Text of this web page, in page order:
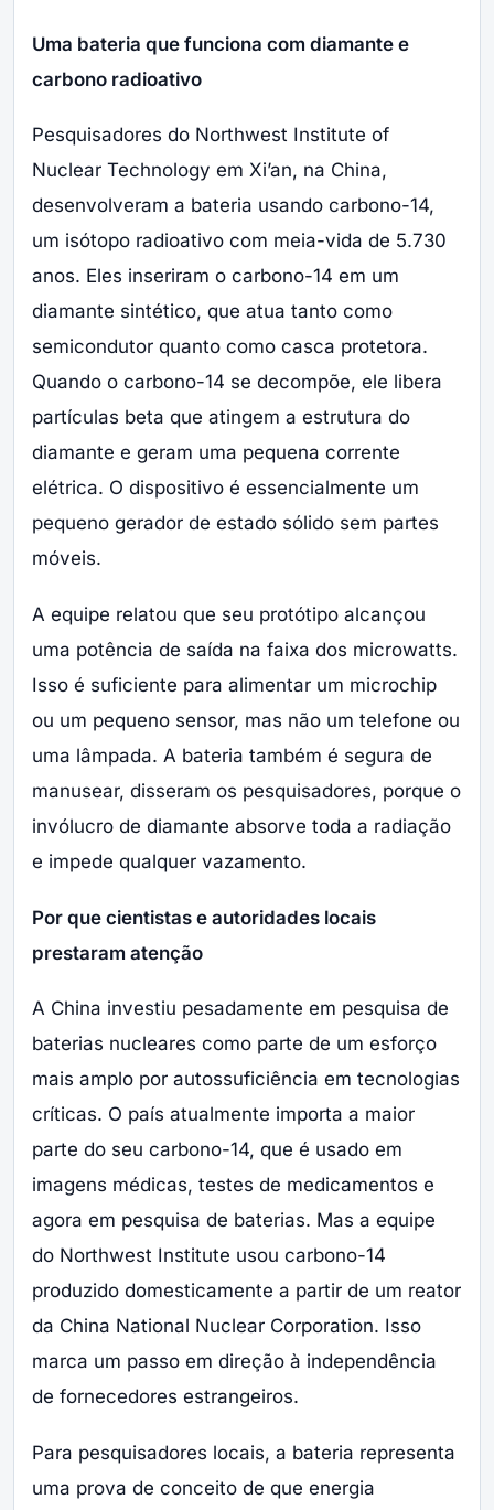
Uma bateria que funciona com diamante e
carbono radioativo
Pesquisadores do Northwest Institute of
Nuclear Technology em Xi’an, na China,
desenvolveram a bateria usando carbono-14,
um isótopo radioativo com meia-vida de 5.730
anos. Eles inseriram o carbono-14 em um
diamante sintético, que atua tanto como
semicondutor quanto como casca protetora.
Quando o carbono-14 se decompõe, ele libera
partículas beta que atingem a estrutura do
diamante e geram uma pequena corrente
elétrica. O dispositivo é essencialmente um
pequeno gerador de estado sólido sem partes
móveis.
A equipe relatou que seu protótipo alcançou
uma potência de saída na faixa dos microwatts.
Isso é suficiente para alimentar um microchip
ou um pequeno sensor, mas não um telefone ou
uma lâmpada. A bateria também é segura de
manusear, disseram os pesquisadores, porque o
invólucro de diamante absorve toda a radiação
e impede qualquer vazamento.
Por que cientistas e autoridades locais
prestaram atenção
A China investiu pesadamente em pesquisa de
baterias nucleares como parte de um esforço
mais amplo por autossuficiência em tecnologias
críticas. O país atualmente importa a maior
parte do seu carbono-14, que é usado em
imagens médicas, testes de medicamentos e
agora em pesquisa de baterias. Mas a equipe
do Northwest Institute usou carbono-14
produzido domesticamente a partir de um reator
da China National Nuclear Corporation. Isso
marca um passo em direção à independência
de fornecedores estrangeiros.
Para pesquisadores locais, a bateria representa
uma prova de conceito de que energia